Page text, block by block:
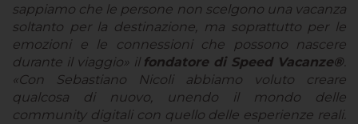
sappiamo che le persone non scelgono una vacanza
soltanto per la destinazione, ma soprattutto per le
emozioni e le connessioni che possono nascere
durante il viaggio» il fondatore di Speed Vacanze®.
«Con Sebastiano Nicoli abbiamo voluto creare
qualcosa di nuovo, unendo il mondo delle
community digitali con quello delle esperienze reali.